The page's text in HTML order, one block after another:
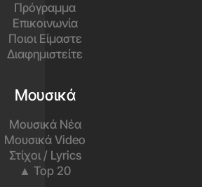
Πρόγραμμα
Επικοινωνία
Ποιοι Είμαστε
Διαφημιστείτε
Μουσικά
Μουσικά Νέα
Μουσικά Video
Στίχοι / Lyrics
▲ Top 20